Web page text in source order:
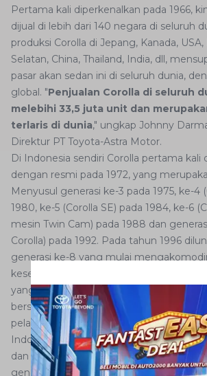
Pertama kali diperkenalkan pada 1966,
dijual di lebih dari 140 negara di seluruh
produksi Corolla di Jepang, Kanada, USA,
Selatan, China, Thailand, India, dll,
pasar akan sedan ini di seluruh dunia,
global. "Penjualan Corolla di seluruh
melebihi 33,5 juta unit dan
terlaris di dunia," ungkap Johnny
Direktur PT Toyota-Astra Motor.
Di Indonesia sendiri Corolla pertama kali
dengan resmi pada 1972, yang
Menyusul generasi ke-3 pada 1975, ke-4
1980, ke-5 (Corolla SE) pada 1984, ke-6
mesin Twin Cam) pada 1988 dan
Corolla) pada 1992. Pada tahun 1996
generasi ke-8 yang mulai
keselamatan seperti ABS, dan disusul
yang merupakan generasi ke-9 pada
bersyukur, para pengguna Corolla di
pelanggan yang loyal. Jumlah penjualan
Indonesiahingga 2007 sudah lebih
dan kami optimis akan terus bertambah
generasi terbaru ini," tambah Johnny